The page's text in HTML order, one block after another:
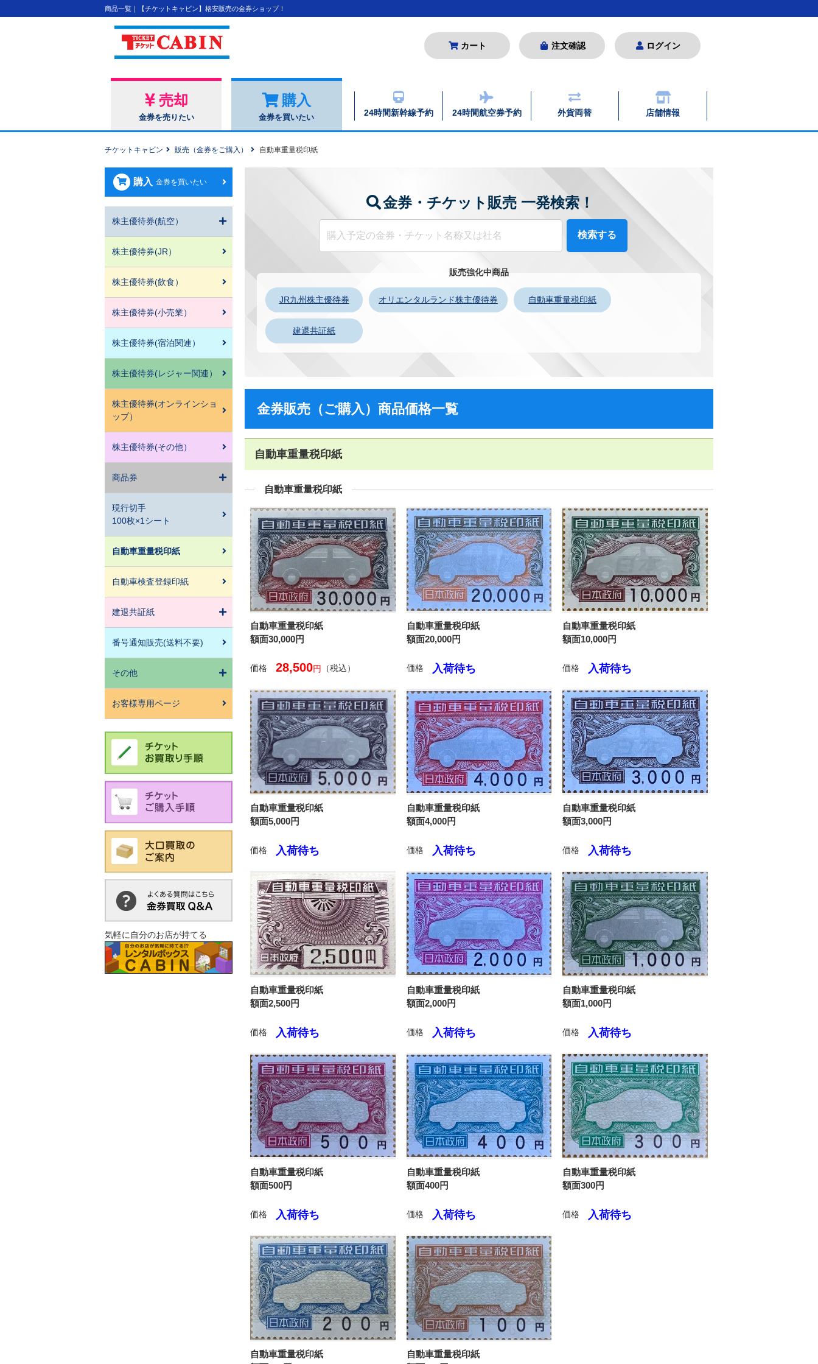
商品一覧｜【チケットキャビン】格安販売の金券ショップ！
カート 注文確認 ログイン
売却
金券を売りたい
購入
金券を買いたい 24時間新幹線予約 24時間航空券予約 外貨両替 店舗情報
チケットキャビン 販売（金券をご購入） 自動車重量税印紙
金券・チケット販売 一発検索！
販売強化中商品
JR九州株主優待券 オリエンタルランド株主優待券 自動車重量税印紙
建退共証紙
金券販売（ご購入）商品価格一覧
自動車重量税印紙
自動車重量税印紙
自動車重量税印紙
額面30,000円
価格 28,500円 （税込）
自動車重量税印紙
額面20,000円
価格 入荷待ち
自動車重量税印紙
額面10,000円
価格 入荷待ち
自動車重量税印紙
額面5,000円
価格 入荷待ち
自動車重量税印紙
額面4,000円
価格 入荷待ち
自動車重量税印紙
額面3,000円
価格 入荷待ち
自動車重量税印紙
額面2,500円
価格 入荷待ち
自動車重量税印紙
額面2,000円
価格 入荷待ち
自動車重量税印紙
額面1,000円
価格 入荷待ち
自動車重量税印紙
額面500円
価格 入荷待ち
自動車重量税印紙
額面400円
価格 入荷待ち
自動車重量税印紙
額面300円
価格 入荷待ち
自動車重量税印紙
自動車重量税印紙
購入 金券を買いたい
株主優待券(航空）
株主優待券(JR）
株主優待券(飲食）
株主優待券(小売業）
株主優待券(宿泊関連）
株主優待券(レジャー関連）
株主優待券(オンラインショ
ップ）
株主優待券(その他）
商品券
現行切手
100枚×1シート
自動車重量税印紙
自動車検査登録印紙
建退共証紙
番号通知販売(送料不要)
その他
お客様専用ページ
気軽に自分のお店が持てる